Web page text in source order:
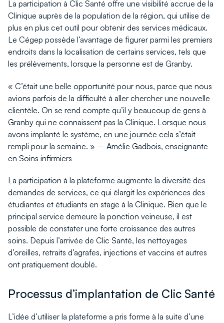
La participation à Clic Santé offre une visibilité accrue de la
Clinique auprès de la population de la région, qui utilise de
plus en plus cet outil pour obtenir des services médicaux.
Le Cégep possède l’avantage de figurer parmi les premiers
endroits dans la localisation de certains services, tels que
les prélèvements, lorsque la personne est de Granby.
« C’était une belle opportunité pour nous, parce que nous
avions parfois de la difficulté à aller chercher une nouvelle
clientèle. On se rend compte qu’il y beaucoup de gens à
Granby qui ne connaissent pas la Clinique. Lorsque nous
avons implanté le système, en une journée cela s’était
rempli pour la semaine. » – Amélie Gadbois, enseignante
en Soins infirmiers
La participation à la plateforme augmente la diversité des
demandes de services, ce qui élargit les expériences des
étudiantes et étudiants en stage à la Clinique. Bien que le
principal service demeure la ponction veineuse, il est
possible de constater une forte croissance des autres
soins. Depuis l’arrivée de Clic Santé, les nettoyages
d’oreilles, retraits d’agrafes, injections et vaccins et autres
ont pratiquement doublé.
Processus d’implantation de Clic Santé
L’idée d’utiliser la plateforme a pris forme à la suite d’une